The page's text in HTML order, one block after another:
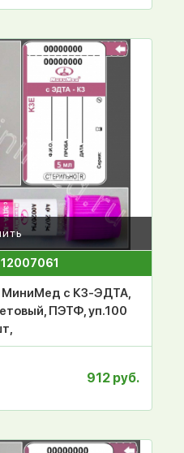
МиниМед с К3-ЭДТА,
ПЭТФ, уп.100
912 руб.